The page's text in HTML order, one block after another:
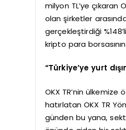
milyon TL’ye
olan şirketler
gerçekleştirdiği
kripto para
“Türkiye’ye yurt
OKX TR’nin
hatırlatan OKX TR
günden bu yana,